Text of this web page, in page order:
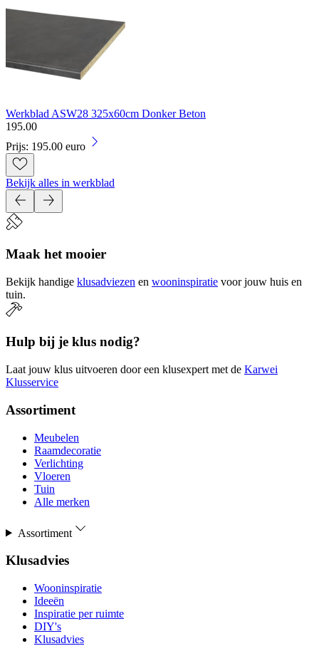
Werkblad ASW28 325x60cm Donker Beton
195.00
Prijs: 195.00 euro
Bekijk alles in werkblad
Maak het mooier
Bekijk handige klusadviezen en wooninspiratie voor jouw huis en
tuin.
Hulp bij je klus nodig?
Laat jouw klus uitvoeren door een klusexpert met de Karwei
Klusservice
Assortiment
Meubelen
Raamdecoratie
Verlichting
Vloeren
Tuin
Alle merken
Assortiment
Klusadvies
Wooninspiratie
Ideeën
Inspiratie per ruimte
DIY's
Klusadvies